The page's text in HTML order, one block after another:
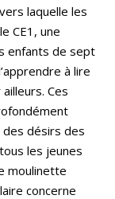
laquelle les
CE1, une
enfants de sept
à lire
Ces
désirs des
les jeunes
moulinette
concerne